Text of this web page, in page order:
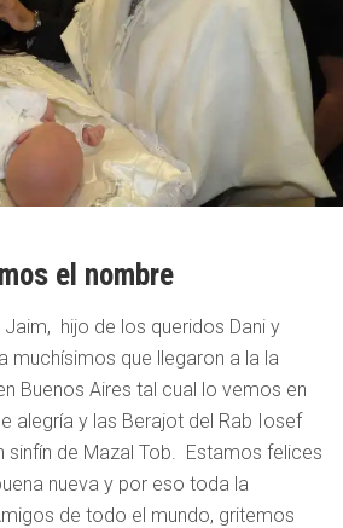
el nombre
Jaim, hijo de los queridos Dani y
muchísimos que llegaron a la la
Buenos Aires tal cual lo vemos en
alegría y las Berajot del Rab Iosef
sinfín de Mazal Tob. Estamos felices
nueva y por eso toda la
de todo el mundo, gritemos